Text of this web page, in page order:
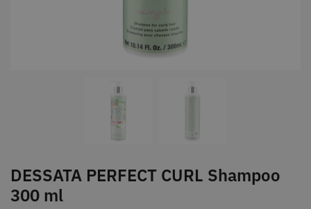
DESSATA PERFECT CURL Shampoo
300 ml
Info Köp Info Köp